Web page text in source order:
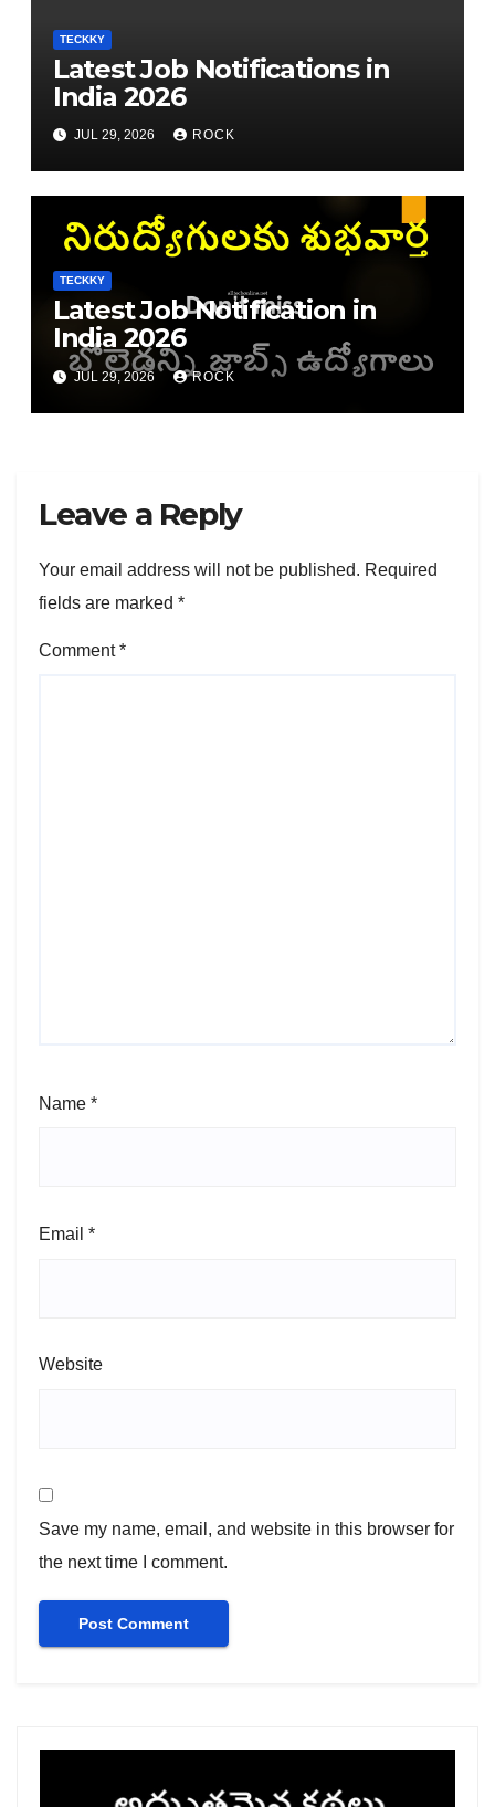
TECKKY
Latest Job Notifications in
India 2026
JUL 29, 2026 ROCK
TECKKY
Latest Job Notification in
India 2026
JUL 29, 2026 ROCK
Leave a Reply
Your email address will not be published. Required
fields are marked *
Comment*
Name *
Email *
Website
Save my name, email, and website in this browser for
the next time I comment.